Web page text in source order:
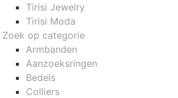
Tirisi Jewelry
Tirisi Moda
Zoek op categorie
Armbanden
Aanzoeksringen
Bedels
Colliers